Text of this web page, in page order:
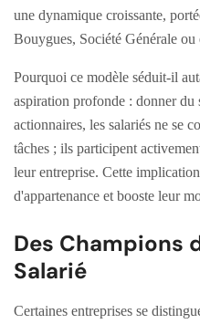
une dynamique croissante,
Bouygues, Société Générale
Pourquoi ce modèle séduit-il
aspiration profonde : donner du
actionnaires, les salariés ne se
tâches ; ils participent
leur entreprise. Cette
d'appartenance et booste leur
Des Champions
Salarié
Certaines entreprises se